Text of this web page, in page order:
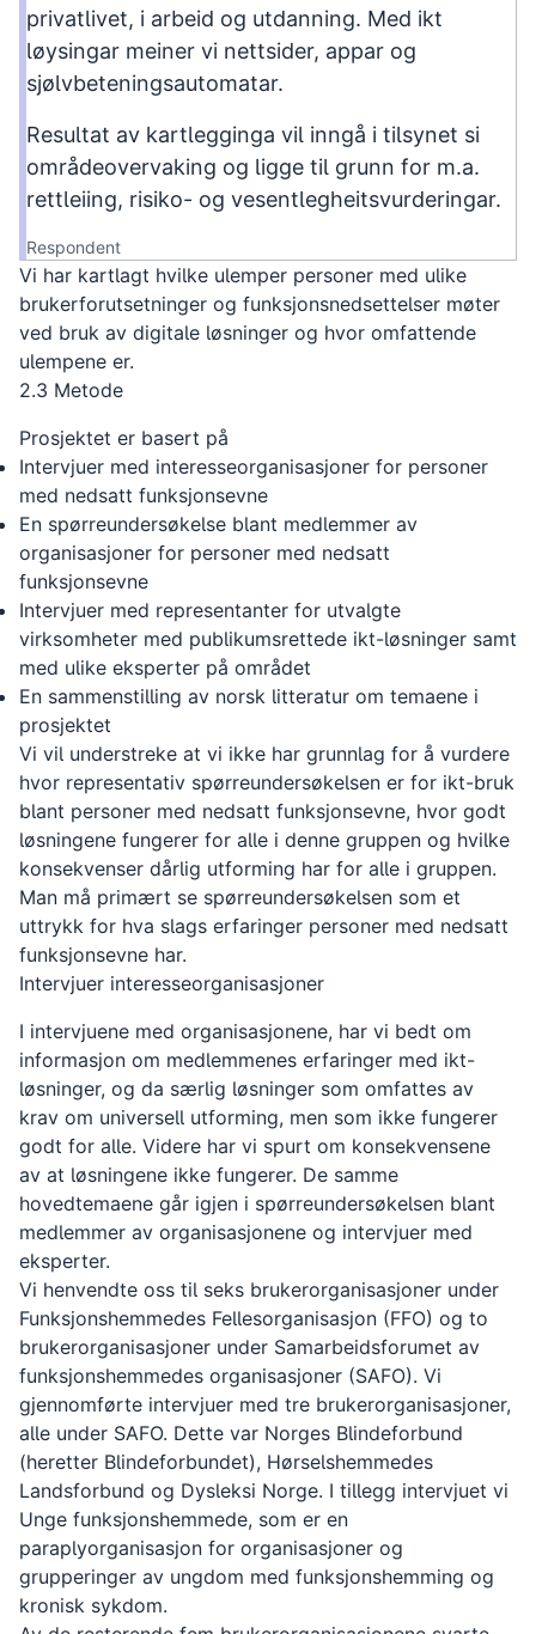
privatlivet, i arbeid og utdanning. Med ikt
løysingar meiner vi nettsider, appar og
sjølvbeteningsautomatar.
Resultat av kartlegginga vil inngå i tilsynet si
områdeovervaking og ligge til grunn for m.a.
rettleiing, risiko- og vesentlegheitsvurderingar.
Respondent
Vi har kartlagt hvilke ulemper personer med ulike
brukerforutsetninger og funksjonsnedsettelser møter
ved bruk av digitale løsninger og hvor omfattende
ulempene er.
2.3 Metode
Prosjektet er basert på
Intervjuer med interesseorganisasjoner for personer
med nedsatt funksjonsevne
En spørreundersøkelse blant medlemmer av
organisasjoner for personer med nedsatt
funksjonsevne
Intervjuer med representanter for utvalgte
virksomheter med publikumsrettede ikt-løsninger samt
med ulike eksperter på området
En sammenstilling av norsk litteratur om temaene i
prosjektet
Vi vil understreke at vi ikke har grunnlag for å vurdere
hvor representativ spørreundersøkelsen er for ikt-bruk
blant personer med nedsatt funksjonsevne, hvor godt
løsningene fungerer for alle i denne gruppen og hvilke
konsekvenser dårlig utforming har for alle i gruppen.
Man må primært se spørreundersøkelsen som et
uttrykk for hva slags erfaringer personer med nedsatt
funksjonsevne har.
Intervjuer interesseorganisasjoner
I intervjuene med organisasjonene, har vi bedt om
informasjon om medlemmenes erfaringer med ikt-
løsninger, og da særlig løsninger som omfattes av
krav om universell utforming, men som ikke fungerer
godt for alle. Videre har vi spurt om konsekvensene
av at løsningene ikke fungerer. De samme
hovedtemaene går igjen i spørreundersøkelsen blant
medlemmer av organisasjonene og intervjuer med
eksperter.
Vi henvendte oss til seks brukerorganisasjoner under
Funksjonshemmedes Fellesorganisasjon (FFO) og to
brukerorganisasjoner under Samarbeidsforumet av
funksjonshemmedes organisasjoner (SAFO). Vi
gjennomførte intervjuer med tre brukerorganisasjoner,
alle under SAFO. Dette var Norges Blindeforbund
(heretter Blindeforbundet), Hørselshemmedes
Landsforbund og Dysleksi Norge. I tillegg intervjuet vi
Unge funksjonshemmede, som er en
paraplyorganisasjon for organisasjoner og
grupperinger av ungdom med funksjonshemming og
kronisk sykdom.